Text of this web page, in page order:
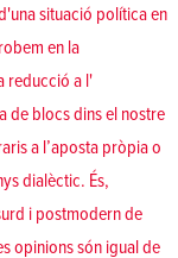
situació política en
en la
reducció a l'
de blocs dins el nostre
a l’aposta pròpia o
dialèctic. És,
i postmodern de
opinions són igual de